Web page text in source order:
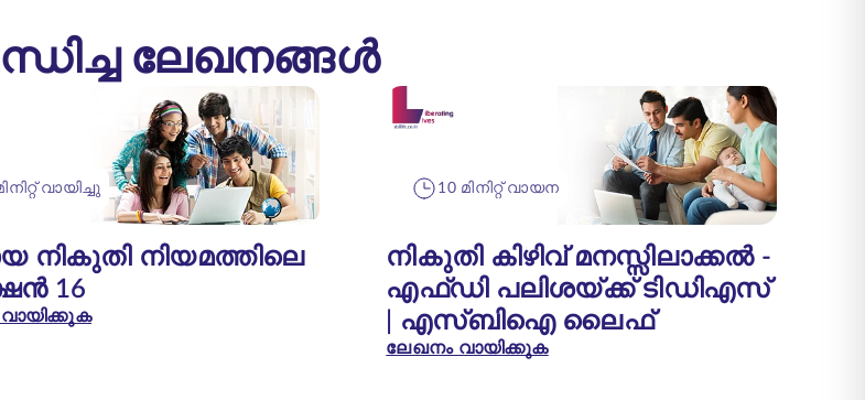
ലേഖനങ്ങൾ
വായിച്ചു
നികുതി നിയമത്തിലെ
16
10 മിനിറ്റ് വായന
നികുതി കിഴിവ് മനസ്സിലാക്കൽ -
എഫ്ഡി പലിശയ്ക്ക് ടിഡിഎസ്
| എസ്‌ബി‌ഐ ലൈഫ്
ലേഖനം വായിക്കുക